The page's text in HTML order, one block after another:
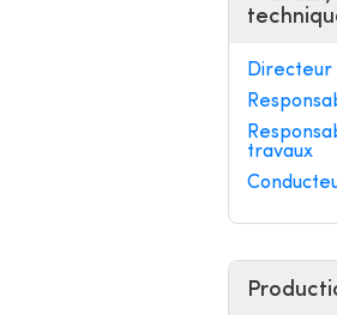
Directeur
travaux